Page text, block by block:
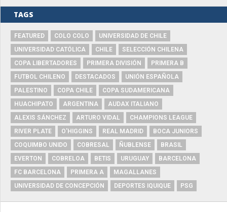
TAGS
FEATURED COLO COLO
UNIVERSIDAD DE CHILE
UNIVERSIDAD CATÓLICA
CHILE
SELECCIÓN CHILENA
COPA LIBERTADORES
PRIMERA DIVISIÓN
PRIMERA B
FUTBOL CHILENO
DESTACADOS
UNIÓN ESPAÑOLA
PALESTINO
COPA CHILE
COPA SUDAMERICANA
HUACHIPATO
ARGENTINA
AUDAX ITALIANO
ALEXIS SÁNCHEZ
ARTURO VIDAL
CHAMPIONS LEAGUE
RIVER PLATE
O'HIGGINS REAL MADRID
BOCA JUNIORS
COQUIMBO UNIDO
COBRESAL ÑUBLENSE
BRASIL
EVERTON
COBRELOA BETIS URUGUAY
BARCELONA
FC BARCELONA
PRIMERA A
MAGALLANES
UNIVERSIDAD DE CONCEPCIÓN
DEPORTES IQUIQUE PSG